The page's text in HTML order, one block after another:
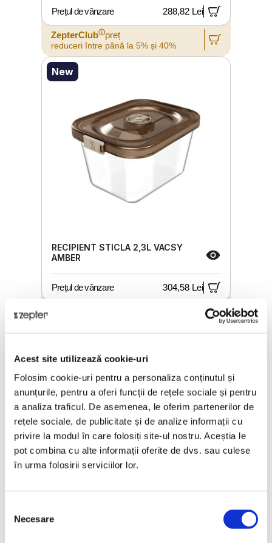
Acest site utilizează cookie-uri
Folosim cookie-uri pentru a personaliza conținutul și
anunțurile, pentru a oferi funcții de rețele sociale și pentru
a analiza traficul. De asemenea, le oferim partenerilor de
rețele sociale, de publicitate și de analize informații cu
privire la modul în care folosiți site-ul nostru. Aceștia le
pot combina cu alte informații oferite de dvs. sau culese
în urma folosirii serviciilor lor.
consimțământului
Necesare
Prețul de vânzare 288,82 Lei
ZepterClubⓘpreț
reduceri între până la 5% și 40%
New
RECIPIENT STICLA 2,3L VACSY
AMBER
Prețul de vânzare 304,58 Lei
CEAINIC LATINA